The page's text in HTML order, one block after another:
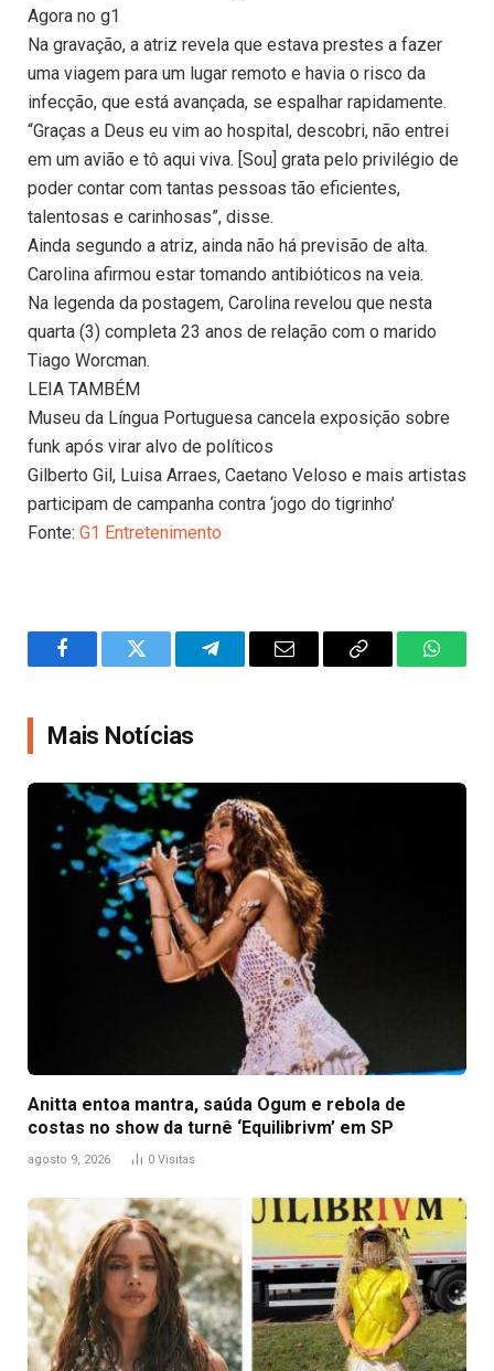
Agora no g1
Na gravação, a atriz revela que estava prestes a fazer
uma viagem para um lugar remoto e havia o risco da
infecção, que está avançada, se espalhar rapidamente.
“Graças a Deus eu vim ao hospital, descobri, não entrei
em um avião e tô aqui viva. [Sou] grata pelo privilégio de
poder contar com tantas pessoas tão eficientes,
talentosas e carinhosas”, disse.
Ainda segundo a atriz, ainda não há previsão de alta.
Carolina afirmou estar tomando antibióticos na veia.
Na legenda da postagem, Carolina revelou que nesta
quarta (3) completa 23 anos de relação com o marido
Tiago Worcman.
LEIA TAMBÉM
Museu da Língua Portuguesa cancela exposição sobre
funk após virar alvo de políticos
Gilberto Gil, Luisa Arraes, Caetano Veloso e mais artistas
participam de campanha contra ‘jogo do tigrinho’
Fonte: G1 Entretenimento
FacebookTwitter TelegramEmail
Copy
Mais Notícias
Anitta entoa mantra, saúda Ogum e rebola de
costas no show da turnê ‘Equilibrivm’ em SP
agosto 9, 2026 0 Visitas